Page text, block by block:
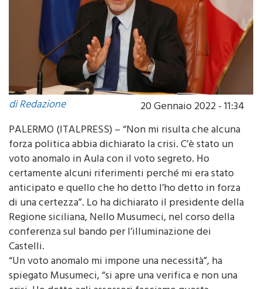
di Redazione
20 Gennaio 2022 - 11:34
PALERMO (ITALPRESS) – “Non mi risulta che alcuna
forza politica abbia dichiarato la crisi. C’è stato un
voto anomalo in Aula con il voto segreto. Ho
certamente alcuni riferimenti perché mi era stato
anticipato e quello che ho detto l’ho detto in forza
di una certezza”. Lo ha dichiarato il presidente della
Regione siciliana, Nello Musumeci, nel corso della
conferenza sul bando per l’illuminazione dei
Castelli.
“Un voto anomalo mi impone una necessità”, ha